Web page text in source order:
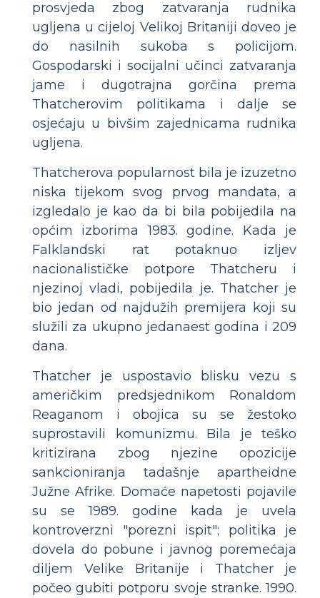
prosvjeda zbog zatvaranja rudnika
ugljena u cijeloj Velikoj Britaniji doveo je
do nasilnih sukoba s policijom.
Gospodarski i socijalni učinci zatvaranja
jame i dugotrajna gorčina prema
Thatcherovim politikama i dalje se
osjećaju u bivšim zajednicama rudnika
ugljena.
Thatcherova popularnost bila je izuzetno
niska tijekom svog prvog mandata, a
izgledalo je kao da bi bila pobijedila na
općim izborima 1983. godine. Kada je
Falklandski rat potaknuo izljev
nacionalističke potpore Thatcheru i
njezinoj vladi, pobijedila je. Thatcher je
bio jedan od najdužih premijera koji su
služili za ukupno jedanaest godina i 209
dana.
Thatcher je uspostavio blisku vezu s
američkim predsjednikom Ronaldom
Reaganom i obojica su se žestoko
suprostavili komunizmu. Bila je teško
kritizirana zbog njezine opozicije
sankcioniranja tadašnje apartheidne
Južne Afrike. Domaće napetosti pojavile
su se 1989. godine kada je uvela
kontroverzni "porezni ispit"; politika je
dovela do pobune i javnog poremećaja
diljem Velike Britanije i Thatcher je
počeo gubiti potporu svoje stranke. 1990.